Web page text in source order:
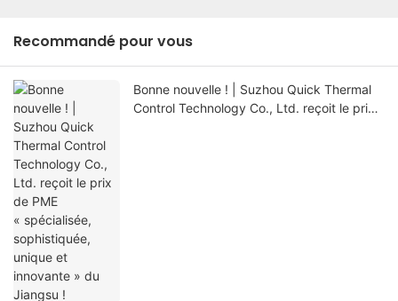
Recommandé pour vous
Bonne nouvelle ! | Suzhou Quick Thermal
Control Technology Co., Ltd. reçoit le prix